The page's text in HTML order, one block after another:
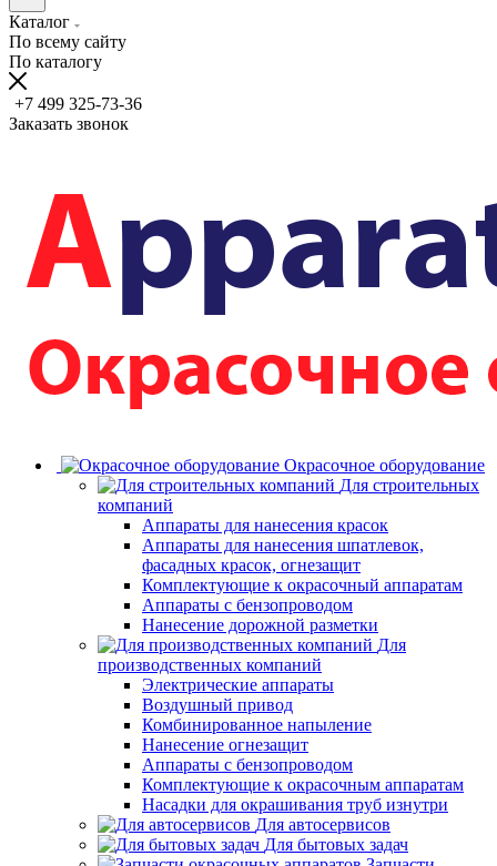
Каталог
По всему сайту
По каталогу
+7 499 325-73-36
Заказать звонок
Окрасочное оборудование
Для строительных
компаний
Аппараты для нанесения красок
Аппараты для нанесения шпатлевок,
фасадных красок, огнезащит
Комплектующие к окрасочный аппаратам
Аппараты с бензопроводом
Нанесение дорожной разметки
Для
производственных компаний
Электрические аппараты
Воздушный привод
Комбинированное напыление
Нанесение огнезащит
Аппараты с бензопроводом
Комплектующие к окрасочным аппаратам
Насадки для окрашивания труб изнутри
Для автосервисов
Для бытовых задач